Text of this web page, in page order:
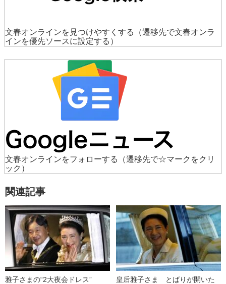
文春オンラインを見つけやすくする
（遷移先で文春オンラ
インを優先ソースに設定する）
文春オンラインをフォローする
（遷移先で☆マークをクリ
ック）
関連記事
雅子さまの“2大夜会ドレス”
皇后雅子さま とばりが開いた